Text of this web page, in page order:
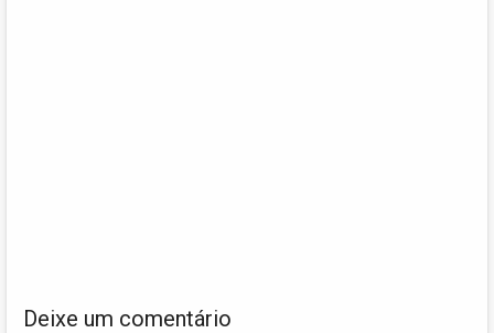
Deixe um comentário